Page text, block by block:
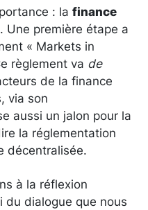
: la finance
Une première étape a
« Markets in
règlement va de
de la finance
via son
aussi un jalon pour la
la réglementation
décentralisée.
à la réflexion
du dialogue que nous